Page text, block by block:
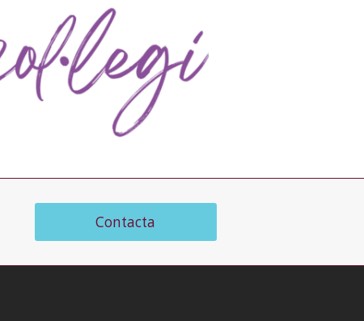
Contacta